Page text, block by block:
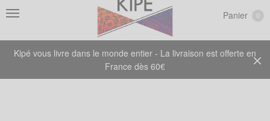
Kipé vous livre dans le monde entier - La livraison est offerte en
France dès 60€
Panier